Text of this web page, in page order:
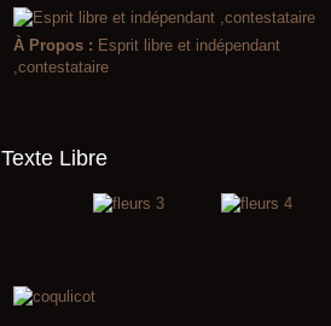
À Propos : Esprit libre et indépendant
,contestataire
Texte Libre